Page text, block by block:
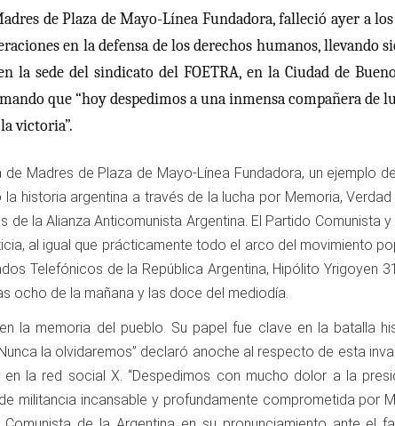
de Plaza de Mayo-Línea Fundadora, falleció ayer a
en la defensa de los derechos humanos, llevando
la sede del sindicato del FOETRA, en la Ciudad de
que “hoy despedimos a una inmensa compañera de
victoria”.
Madres de Plaza de Mayo-Línea Fundadora, un ejemplo
historia argentina a través de la lucha por Memoria,
de la Alianza Anticomunista Argentina. El Partido Comunista
al igual que prácticamente todo el arco del movimiento
Telefónicos de la República Argentina, Hipólito Yrigoyen
ocho de la mañana y las doce del mediodía.
la memoria del pueblo. Su papel fue clave en la batalla
la olvidaremos” declaró anoche al respecto de esta
la red social X. “Despedimos con mucho dolor a la
militancia incansable y profundamente comprometida por